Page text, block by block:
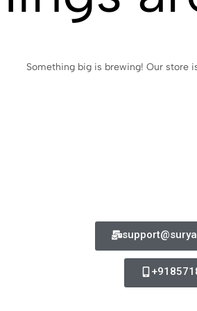
Something big is brewing! Our store